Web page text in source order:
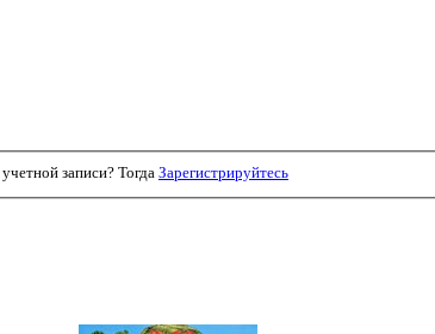
записи? Тогда Зарегистрируйтесь